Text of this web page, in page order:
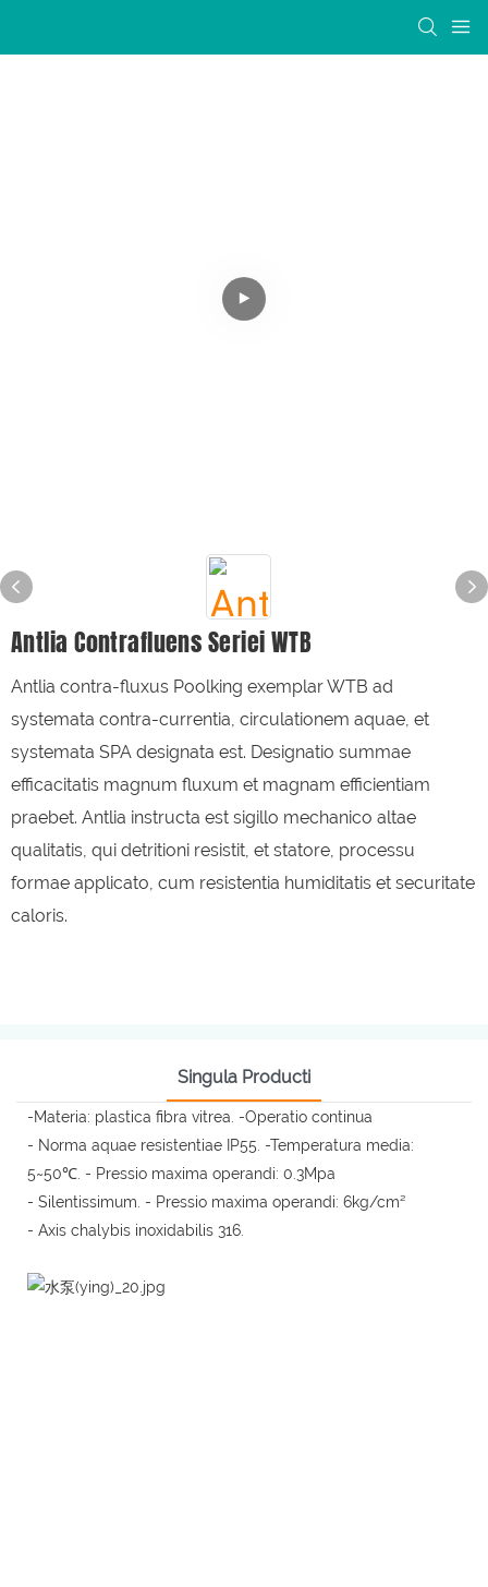
Antlia Contrafluens Seriei WTB
Antlia contra-fluxus Poolking exemplar WTB ad
systemata contra-currentia, circulationem aquae, et
systemata SPA designata est. Designatio summae
efficacitatis magnum fluxum et magnam efficientiam
praebet. Antlia instructa est sigillo mechanico altae
qualitatis, qui detritioni resistit, et statore, processu
formae applicato, cum resistentia humiditatis et securitate
caloris.
Singula Producti
-Materia: plastica fibra vitrea. -Operatio continua
- Norma aquae resistentiae IP55. -Temperatura media:
5~50℃. - Pressio maxima operandi: 0.3Mpa
- Silentissimum. - Pressio maxima operandi: 6kg/cm²
- Axis chalybis inoxidabilis 316.